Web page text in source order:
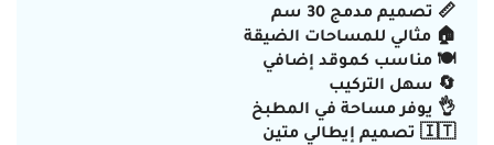
📏 تصميم مدمج 30 سم
🏠 مثالي للمساحات الضيقة
🍽️ مناسب كموقد إضافي
🔄 سهل التركيب
👌 يوفر مساحة في المطبخ
🇮🇹 تصميم إيطالي متين